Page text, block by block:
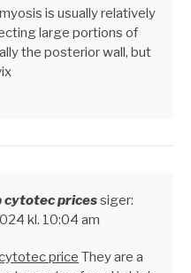
is usually relatively
large portions of
the posterior wall, but
cytotec pricessiger:
kl. 10:04 am
price They are a